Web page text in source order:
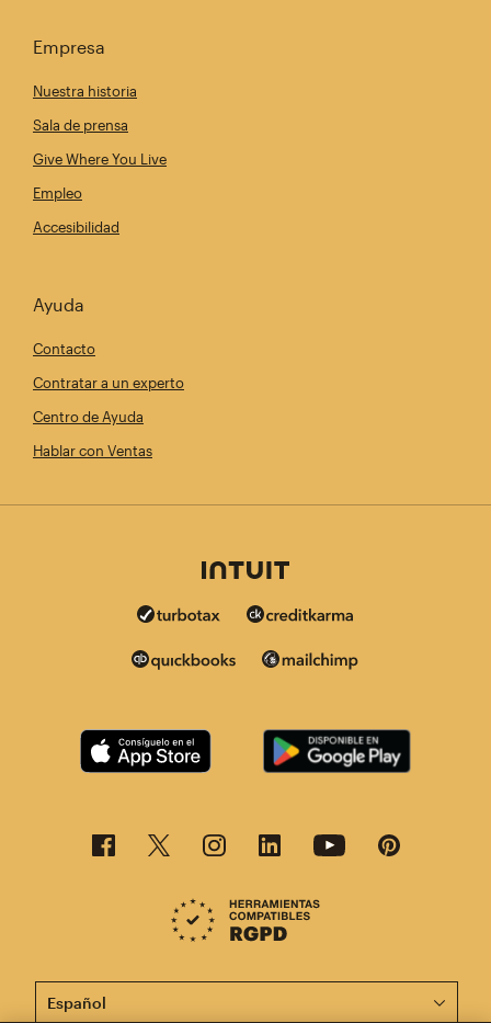
Empresa
Nuestra historia
Sala de prensa
Give Where You Live
Empleo
Accesibilidad
Ayuda
Contacto
Contratar a un experto
Centro de Ayuda
Hablar con Ventas
Esta página está disponible en otros idiomas. ¡Elige